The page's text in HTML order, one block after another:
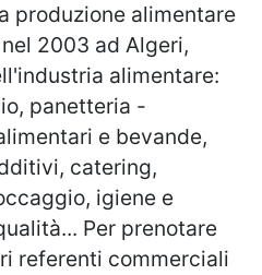
produzione alimentare
2003 ad Algeri,
alimentare:
panetteria -
e bevande,
catering,
igiene e
Per prenotare
referenti commerciali